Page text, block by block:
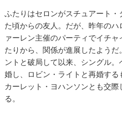
ふたりはセロンがスチュアート
た頃からの友人。だが、昨年の
ァーレン主催のパーティでイチ
たりから、関係が進展したよう
ントと破局して以来、シングル
婚し、ロビン・ライトと再婚す
カーレット・ヨハンソンとも交
る。